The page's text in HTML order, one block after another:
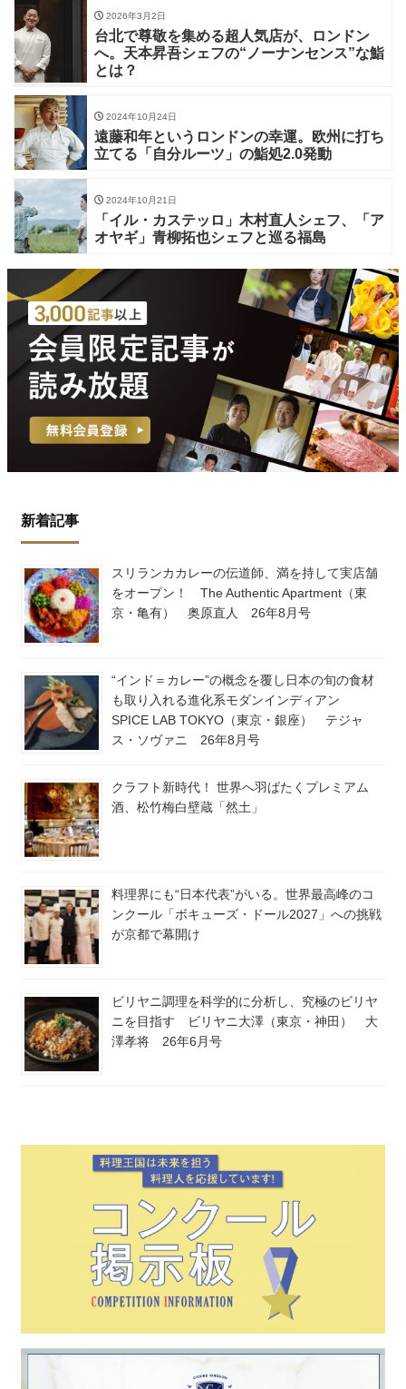
2026年3月2日
台北で尊敬を集める超人気店が、ロンドン
へ。天本昇吾シェフの“ノーナンセンス”な鮨
とは？
2024年10月24日
遠藤和年というロンドンの幸運。欧州に打ち
立てる「自分ルーツ」の鮨処2.0発動
2024年10月21日
「イル・カステッロ」木村直人シェフ、「ア
オヤギ」青柳拓也シェフと巡る福島
新着記事
スリランカカレーの伝道師、満を持して実店舗
をオープン！ The Authentic Apartment（東
京・亀有） 奥原直人 26年8月号
“インド＝カレー”の概念を覆し日本の旬の食材
も取り入れる進化系モダンインディアン
SPICE LAB TOKYO（東京・銀座） テジャ
ス・ソヴァニ 26年8月号
クラフト新時代！ 世界へ羽ばたくプレミアム
酒、松竹梅白壁蔵「然土」
料理界にも“日本代表”がいる。世界最高峰のコ
ンクール「ボキューズ・ドール2027」への挑戦
が京都で幕開け
ビリヤニ調理を科学的に分析し、究極のビリヤ
ニを目指す ビリヤニ大澤（東京・神田） 大
澤孝将 26年6月号